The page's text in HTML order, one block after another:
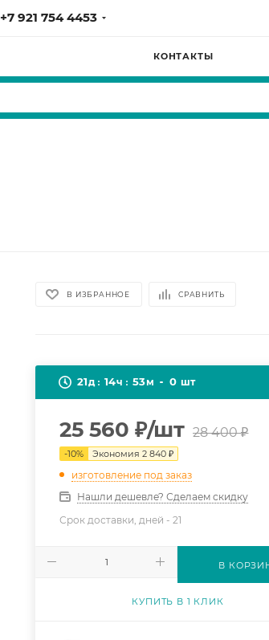
+7 921 754 4453
КОНТАКТЫ
В ИЗБРАННОЕ СРАВНИТЬ
21д 14ч 53м 0 шт
25 560 ₽/шт 28 400₽
-10% Экономия2 840 ₽
изготовление под заказ
Нашли дешевле? Сделаем скидку
Срок доставки, дней -21
В
КУПИТЬ В 1 КЛИК